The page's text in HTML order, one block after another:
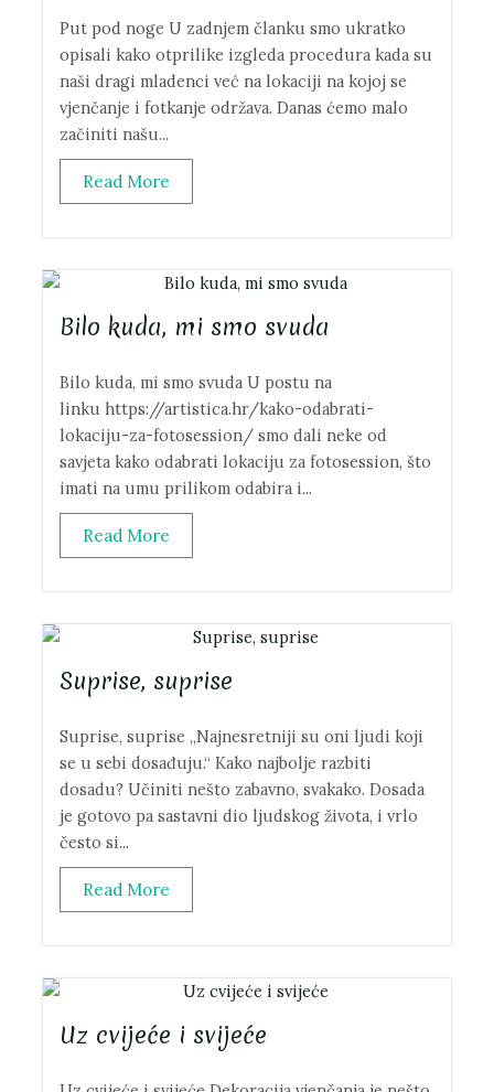
Put pod noge U zadnjem članku smo ukratko
opisali kako otprilike izgleda procedura kada su
naši dragi mladenci već na lokaciji na kojoj se
vjenčanje i fotkanje održava. Danas ćemo malo
začiniti našu...
Read More
Bilo kuda, mi smo svuda
Bilo kuda, mi smo svuda U postu na
linku https://artistica.hr/kako-odabrati-
lokaciju-za-fotosession/ smo dali neke od
savjeta kako odabrati lokaciju za fotosession, što
imati na umu prilikom odabira i...
Read More
Suprise, suprise
Suprise, suprise „Najnesretniji su oni ljudi koji
se u sebi dosađuju.“ Kako najbolje razbiti
dosadu? Učiniti nešto zabavno, svakako. Dosada
je gotovo pa sastavni dio ljudskog života, i vrlo
često si...
Read More
Uz cvijeće i svijeće